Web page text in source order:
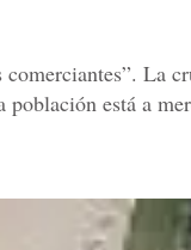
La
está a